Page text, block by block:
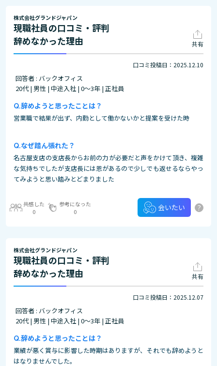
株式会社グランドジャパン
現職社員の口コミ・評判
辞めなかった理由
共有
口コミ投稿日：2025.12.10
回答者 : バックオフィス
20代 | 男性 | 中途入社 | 0～3年 | 正社員
辞めようと思ったことは？
営業職で結果が出ず、内勤として働かないかと提案を受けた時
なぜ踏ん張れた？
名古屋支店の支店長からお前の力が必要だと声をかけて頂き、複雑
な気持ちでしたが支店長には恩があるので少しでも返せるならやっ
てみようと思い踏みとどまりました
共感した
0
参考になった
0
会いたい ?
株式会社グランドジャパン
現職社員の口コミ・評判
辞めなかった理由
共有
口コミ投稿日：2025.12.07
回答者 : バックオフィス
20代 | 男性 | 中途入社 | 0～3年 | 正社員
辞めようと思ったことは？
業績が悪く賞与に影響した時期はありますが、それでも辞めようと
はなりませんでした。